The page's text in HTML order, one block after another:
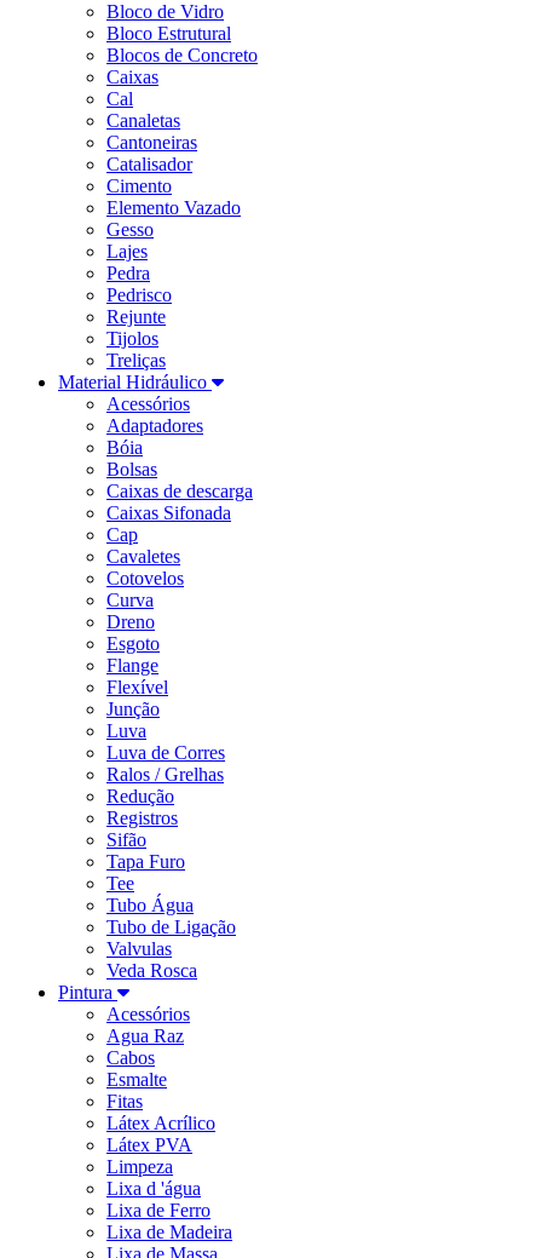
Bloco de Vidro
Bloco Estrutural
Blocos de Concreto
Caixas
Cal
Canaletas
Cantoneiras
Catalisador
Cimento
Elemento Vazado
Gesso
Lajes
Pedra
Pedrisco
Rejunte
Tijolos
Treliças
Material Hidráulico
Acessórios
Adaptadores
Bóia
Bolsas
Caixas de descarga
Caixas Sifonada
Cap
Cavaletes
Cotovelos
Curva
Dreno
Esgoto
Flange
Flexível
Junção
Luva
Luva de Corres
Ralos / Grelhas
Redução
Registros
Sifão
Tapa Furo
Tee
Tubo Água
Tubo de Ligação
Valvulas
Veda Rosca
Pintura
Acessórios
Agua Raz
Cabos
Esmalte
Fitas
Látex Acrílico
Látex PVA
Limpeza
Lixa d 'água
Lixa de Ferro
Lixa de Madeira
Lixa de Massa